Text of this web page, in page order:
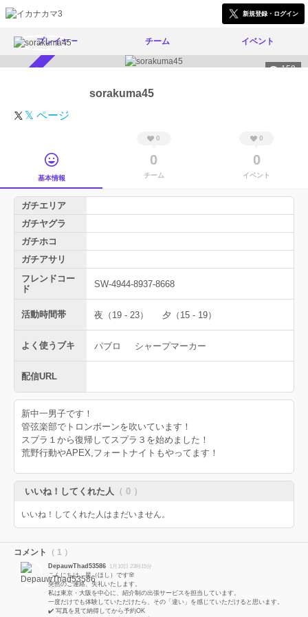
新規登録・ログイン
プレイヤー チーム イベント
158
sorakuma45
𝕏 ページ
基本情報
0
0
チーム
0
0
イベント
ガチエリア
ガチヤグラ
ガチホコ
ガチアサリ
フレンドコー
ド
SW-4944-8937-8668
活動時間帯 夜（19 - 23） 夕（15 - 19）
よく使うブキ パブロ シャープマーカー
配信URL
新中一男子です！
管弦楽部でトロンボーンを吹いています！
スプラ１から復帰してスプラ３を始めました！
荒野行動やAPEX,フォートナイトもやってます！
いいね！してくれた人 （ 0 ）
いいね！してくれた人はまだいません。
コメント （ 1 ）
DepauwThad53586 1月10日 23時15分
こんにちは、星（ほし）です🌸
突然のご連絡、失礼いたします。
私は東京・大阪を中心に、紹介制の出張サービスを担当しています。
一度だけでも体験していただけたら、その「違い」を感じていただけると思います。
✔️ 写真を見て納得してから予約OK